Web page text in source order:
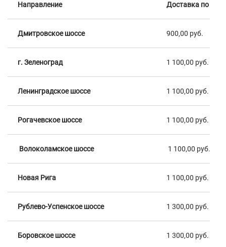
Направление Доставка по
Дмитровское шоссе 900,00 руб.
г. Зеленоград 1 100,00 руб.
Ленинградское шоссе 1 100,00 руб.
Рогачевское шоссе 1 100,00 руб.
Волоколамское шоссе 1 100,00 руб.
Новая Рига 1 100,00 руб.
Рублево-Успенское шоссе 1 300,00 руб.
Боровское шоссе 1 300,00 руб.